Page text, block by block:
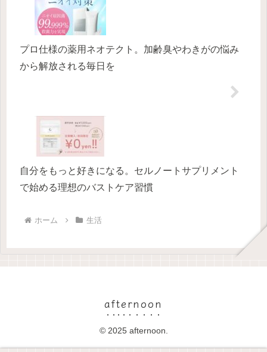
プロ仕様の薬用ネオテクト。加齢臭やわきがの悩み
から解放される毎日を
自分をもっと好きになる。セルノートサプリメント
で始める理想のバストケア習慣
ホーム 生活
afternoon
© 2025 afternoon.